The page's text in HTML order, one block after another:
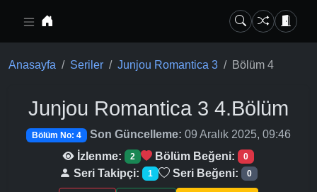
Anasayfa Seriler Junjou Romantica 3 Bölüm 4
Junjou Romantica 3 4.Bölüm
Bölüm No: 4 Son Güncelleme: 09 Aralık 2025, 09:46
İzlenme:
2 Bölüm Beğeni: 0
Seri Takipçi: 1 Seri Beğeni: 0